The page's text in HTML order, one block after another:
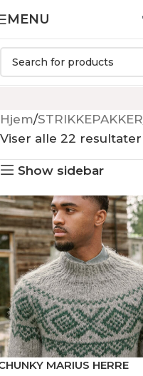
MENU
Hjem STRIKKEPAKKER
Viser alle 22 resultater
Show sidebar
MARIUS HERRE